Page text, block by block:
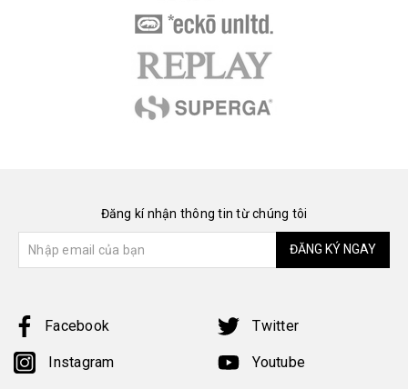
Đăng kí nhận thông tin từ chúng tôi
ĐĂNG KÝ NGAY
Facebook Twitter
Instagram Youtube